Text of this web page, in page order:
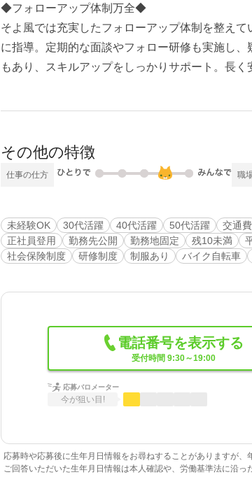
◆フォローアップ体制万全◆
そよ風では充実したフォローアップ体制を整え
に指導。定期的な面談やフォロー研修も実施し
もあり、スキルアップをしっかりサポート。長く
その他の特徴
仕事の仕方 職
未経験OK 30代活躍 40代活躍 50代活躍 交通費
正社員登用
勤務先公開 勤務地固定 残10未満
社会保険制度
研修制度 制服あり バイク自転車
電話番号を表示する
受付時間 9:30～19:00
応募バロメーター
今が狙い目!
応募時や応募後に生年月日情報をお尋ねすることがありますが、
ご回答いただいた生年月日情報は本人確認や、労働基準法に沿っ